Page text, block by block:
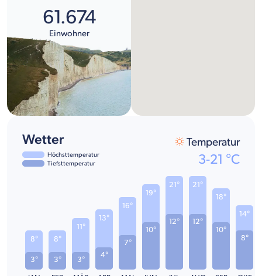
61.674
Einwohner
Wetter
Höchsttemperatur
Tiefsttemperatur
Temperatur
3-21 °C
3°
8°
3°
8°
3°
11°
4°
13°
7°
16°
10°
19°
12°
21°
12°
21°
10°
18°
8°
14°